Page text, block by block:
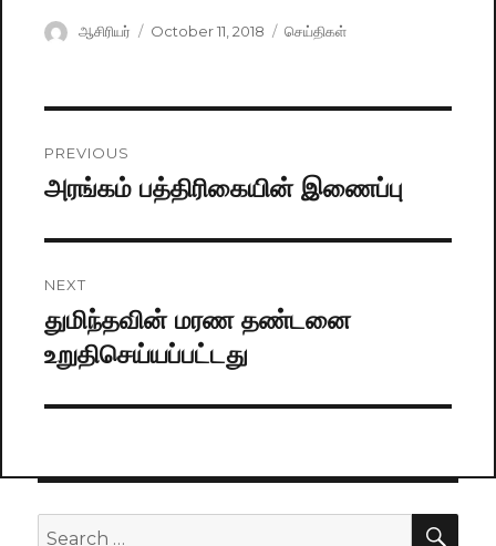
Author
ஆசிரியர்
Posted
October 11, 2018 Categories
செய்திகள்
navigation
PREVIOUS
Previous
அரங்கம் பத்திரிகையின் இணைப்பு
NEXT
Next
post:
துமிந்தவின் மரண தண்டனை
உறுதிசெய்யப்பட்டது
Search